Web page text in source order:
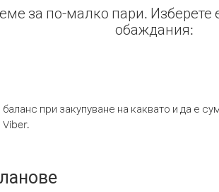
за по-малко пари.
обаждания:
при закупуване на каквато и да е